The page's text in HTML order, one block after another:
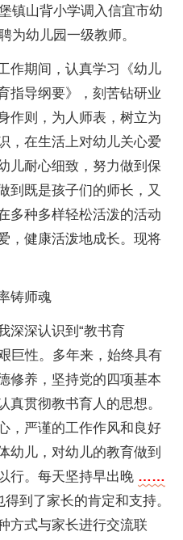
镇山背小学调入信宜市幼
为幼儿园一级教师。
作期间，认真学习《幼儿
指导纲要》，刻苦钻研业
作则，为人师表，树立为
，在生活上对幼儿关心爱
儿耐心细致，努力做到保
到既是孩子们的师长，又
多种多样轻松活泼的活动
，健康活泼地成长。现将
铸师魂
深深认识到“教书育
巨性。多年来，始终具有
修养，坚持党的四项基本
真贯彻教书育人的思想。
，严谨的工作作风和良好
幼儿，对幼儿的教育做到
行。每天坚持早出晚 ……
得到了家长的肯定和支持。
方式与家长进行交流联